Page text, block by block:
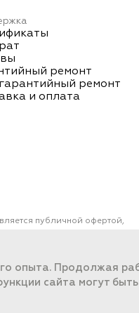
ремонт
ремонт
и оплата
публичной офертой,
опыта. Продолжая
сайта могут